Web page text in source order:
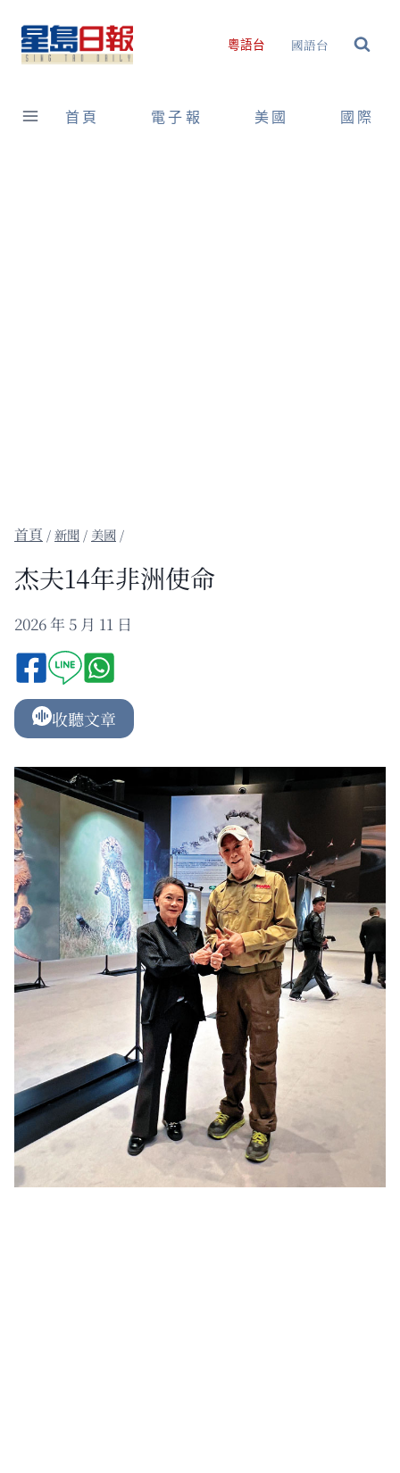
content
粵語台 國語台
首頁 電子報 美國 國際
/新聞 / 美國 /
杰夫14年非洲使命
2026 年 5 月 11 日
收聽文章